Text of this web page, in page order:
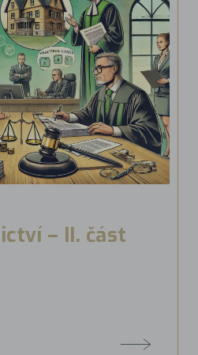
– II. část